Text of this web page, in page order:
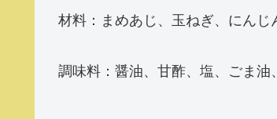
材料：まめあじ、玉ねぎ、にんじ
調味料：醤油、甘酢、塩、ごま